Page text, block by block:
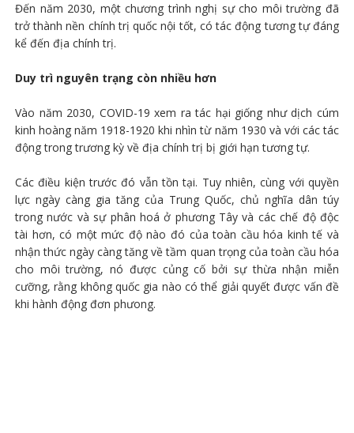
Đến năm 2030, một chương trình nghị sự cho môi trường đã
trở thành nền chính trị quốc nội tốt, có tác động tương tự đáng
kể đến địa chính trị.
Duy trì nguyên trạng còn nhiều hơn
Vào năm 2030, COVID-19 xem ra tác hại giống như dịch cúm
kinh hoàng năm 1918-1920 khi nhìn từ năm 1930 và với các tác
động trong trương kỳ về địa chính trị bị giới hạn tương tự.
Các điều kiện trước đó vẫn tồn tại. Tuy nhiên, cùng với quyền
lực ngày càng gia tăng của Trung Quốc, chủ nghĩa dân túy
trong nước và sự phân hoá ở phương Tây và các chế độ độc
tài hơn, có một mức độ nào đó của toàn cầu hóa kinh tế và
nhận thức ngày càng tăng về tầm quan trọng của toàn cầu hóa
cho môi trường, nó được củng cố bởi sự thừa nhận miễn
cưỡng, rằng không quốc gia nào có thể giải quyết được vấn đề
khi hành động đơn phưong.